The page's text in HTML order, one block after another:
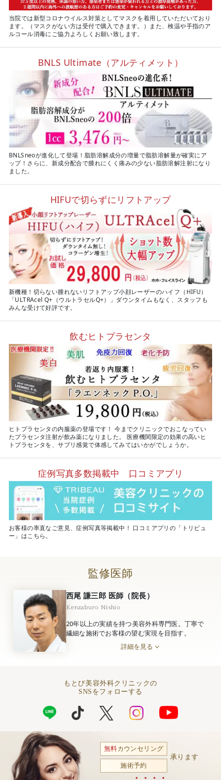
当院では新型コロナウイルス対策としてマスクを着用していただいており
ます。（マスクがない方は受付で購入できます。）また、検温や手指のア
ルコール消毒にご協力よろしくお願い致します。
BNLS Ultimate（アルティメット）
BNLSneoが進化して登場！脂肪溶解成分の増量で脂肪溶解量が確実にア
ップ！さらに、新成分配合で腫れにくく痛みの少ない脂肪溶解注射になり
ました。
HIFUで切らずにリフトアップ
新機種！切らない腫れないリフトアップ小顔レーザーのハイフ（HIFU）
「ULTRAcel Q+（ウルトラセルQ+）」ダウンタイムもなく、スタッフも
みんな受けて好評です。
飲むヒトプラセンタ
ヒトプラセンタの内服薬の登場です！ 今までクリニックでおこなってい
たプラセンタ注射が飲み薬になりました。 医療機関限定の効果の高いヒ
トプラセンタを、サプリ感覚で体感してみてはいかがでしょうか。
症例写真多数掲載中 口コミアプリ
お客様の率直なご意見、症例写真等掲載中！ 口コミアプリの「トリビュ
ー」はこちら。
監修医師
西尾 謙三郎 医師（院長）
Kenzaburo Nishio
20年以上の実績を持つ美容外科専門医。丁寧で
繊細な施術でお客様の望む実現を目指す。
詳細を見る
もとび美容外科クリニックの
SNSをフォローする
無料カウンセリング
施術予約
承ります